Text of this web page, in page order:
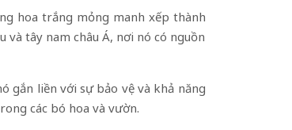
hoa trắng mỏng manh xếp thành
tây nam châu Á, nơi nó có nguồn
gắn liền với sự bảo vệ và khả năng
các bó hoa và vườn.